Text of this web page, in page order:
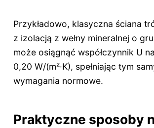
Przykładowo, klasyczna ściana
z izolacją z wełny mineralnej o
może osiągnąć współczynnik U
0,20 W/(m²·K), spełniając tym
wymagania normowe.
Praktyczne sposoby